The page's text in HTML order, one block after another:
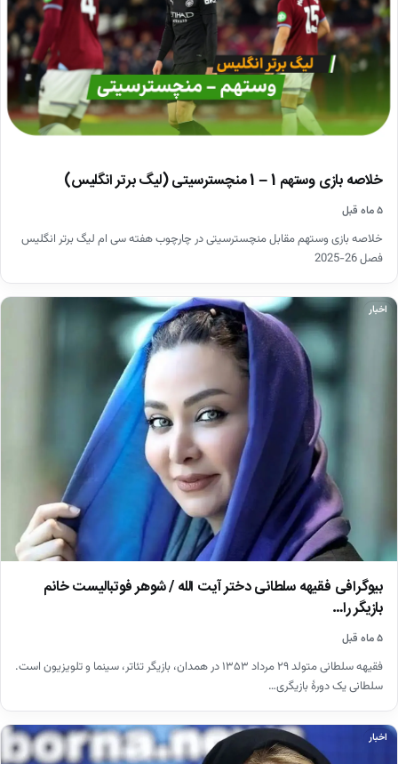
خلاصه بازی وستهم 1 – 1 منچسترسیتی (لیگ برتر انگلیس)
۵ ماه قبل
خلاصه بازی وستهم مقابل منچسترسیتی در چارچوب هفته سی ام لیگ برتر انگلیس
فصل 26-2025
اخبار
بیوگرافی فقیهه سلطانی دختر آیت الله / شوهر فوتبالیست خانم
بازیگر را…
۵ ماه قبل
فقیهه سلطانی متولد ۲۹ مرداد ۱۳۵۳ در همدان، بازیگر تئاتر، سینما و تلویزیون است.
سلطانی یک دورهٔ بازیگری…
اخبار